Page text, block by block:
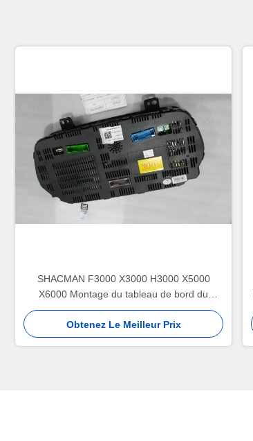
SHACMAN F3000 X3000 H3000 X5000
X6000 Montage du tableau de bord du
camion Groupe de panneaux d'instruments
pour le remplacement de charges lourdes
Obtenez Le Meilleur Prix